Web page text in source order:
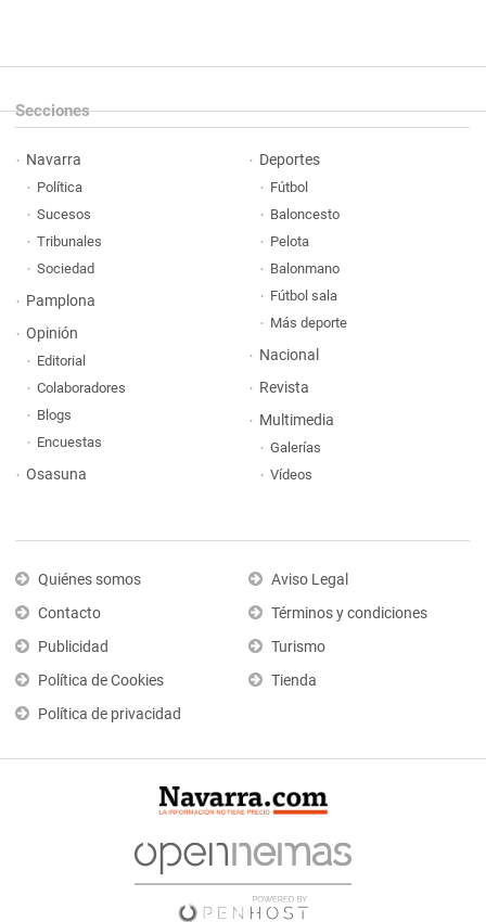
Secciones
Navarra
Política
Sucesos
Tribunales
Sociedad
Pamplona
Opinión
Editorial
Colaboradores
Blogs
Encuestas
Osasuna
Deportes
Fútbol
Baloncesto
Pelota
Balonmano
Fútbol sala
Más deporte
Nacional
Revista
Multimedia
Galerías
Vídeos
Quiénes somos
Contacto
Publicidad
Política de Cookies
Política de privacidad
Aviso Legal
Términos y condiciones
Turismo
Tienda